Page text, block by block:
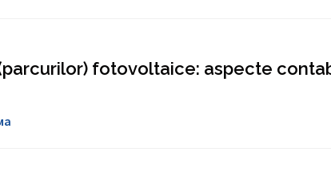
fotovoltaice: aspecte